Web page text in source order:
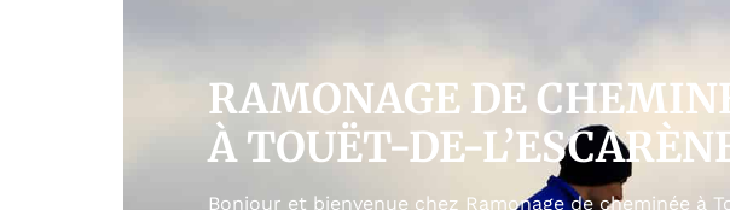
RAMONAGE DE
À TOUËT-DE-
Bonjour et bienvenue chez Ramonage de cheminée à